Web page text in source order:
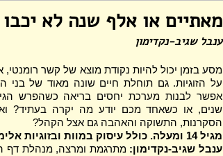
מאתיים או אלף שנה לא
ענבל שגיב-נקדימון
הסקרנות, התשוקה והאהבה גם אצל הקהל?
מגיל 14 ומעלה. כולל עיסוק במוות ובזוגיות אלימה.
ענבל שגיב-נקדימון: מתרגמת ומרצה, מנהלת דף